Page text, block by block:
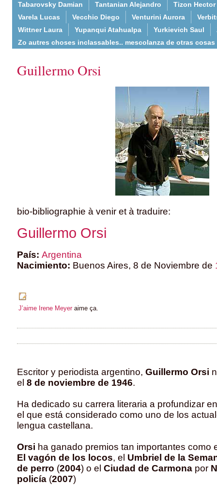
Tabarovsky Damian
Tantanian Alejandro
Tizon Hector
Varela Lucas
Vecchio Diego Venturini Aurora
Wittner Laura
Yupanqui Atahualpa Yurkievich Saul
Zo autres choses inclassables.. mescolanza de otras cosas
Guillermo Orsi
bio-bibliographie à venir et à traduire:
Guillermo Orsi
País: Argentina
Nacimiento: Buenos Aires, 8 de Noviembre de
J’aime Irene Meyeraime ça.
Escritor y periodista argentino, Guillermo Orsi
el 8 de noviembre de 1946.
Ha dedicado su carrera literaria a profundizar
el que está considerado como uno de los
lengua castellana.
Orsi ha ganado premios tan importantes como
El vagón de los locos, el Umbriel de la
de perro (2004) o el Ciudad de Carmona por
policía (2007)